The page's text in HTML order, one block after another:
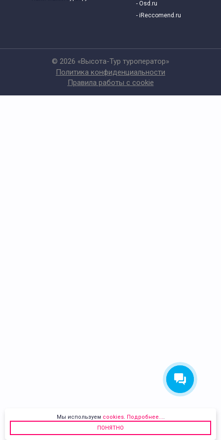
- Osd.ru
- iReccomend.ru
© 2026 «Высота-Тур туроператор»
Политика конфиденциальности
Правила работы с cookie
Мы используем cookies. Подробнее....
ПОНЯТНО